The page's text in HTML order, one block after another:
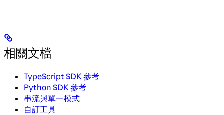
相關文檔
TypeScript SDK 參考
Python SDK 參考
串流與單一模式
自訂工具